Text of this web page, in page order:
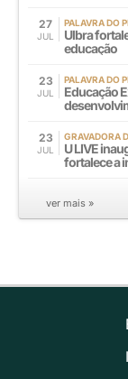
27
JUL
PALAVRA DO
Ulbra
educação
23
JUL
PALAVRA DO
Educação
23
JUL
GRAVADORA
U LIVE
fortalece a
ver mais »